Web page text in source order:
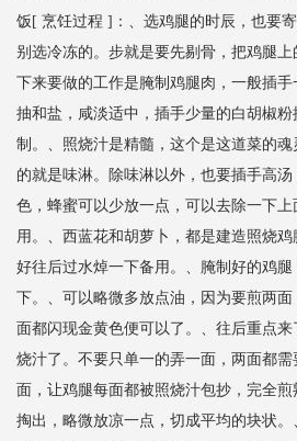
饭[ 烹饪过程 ]：、选鸡腿的时辰，也要
别选冷冻的。步就是要先剔骨，把鸡腿
下来要做的工作是腌制鸡腿肉，一般插
抽和盐，咸淡适中，插手少量的白胡椒
制。、照烧汁是精髓，这个是这道菜的
的就是味淋。除味淋以外，也要插手高
色，蜂蜜可以少放一点，可以去除一下
用。、西蓝花和胡萝卜，都是建造照烧
好往后过水焯一下备用。、腌制好的鸡
下。、可以略微多放点油，因为要煎两
面都闪现金黄色便可以了。、往后重点
烧汁了。不要只单一的弄一面，两面都
面，让鸡腿每面都被照烧汁包抄，完全
掏出，略微放凉一点，切成平均的块状